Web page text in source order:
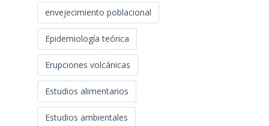
envejecimiento poblacional
Epidemiología teórica
Erupciones volcánicas
Estudios alimentarios
Estudios ambientales